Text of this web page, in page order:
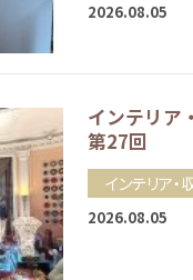
2026.08.05
インテリア
第27回
インテリア・
2026.08.05